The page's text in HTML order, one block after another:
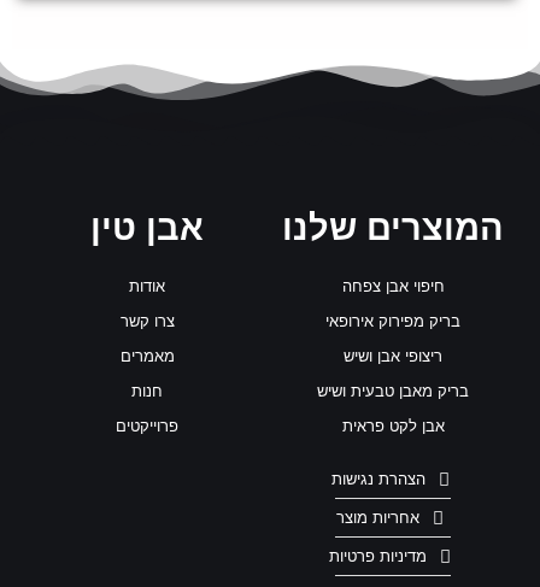
המוצרים שלנו
חיפוי אבן צפחה
בריק מפירוק אירופאי
ריצופי אבן ושיש
בריק מאבן טבעית ושיש
אבן לקט פראית
אבן טין
אודות
צרו קשר
מאמרים
חנות
פרוייקטים
הצהרת נגישות
אחריות מוצר
מדיניות פרטיות